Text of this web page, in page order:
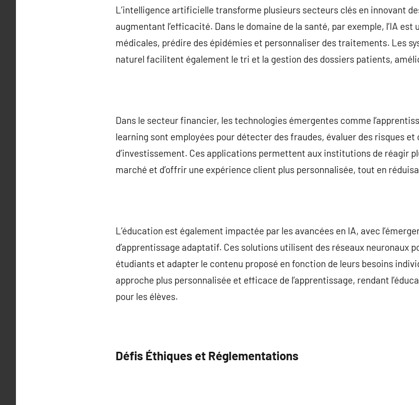
L’intelligence artificielle transforme plusieurs secteurs clés en innovant
augmentant l’efficacité. Dans le domaine de la santé, par exemple, l’IA
médicales, prédire des épidémies et personnaliser des traitements. Les
naturel facilitent également le tri et la gestion des dossiers patients,
Dans le secteur financier, les technologies émergentes comme
learning sont employées pour détecter des fraudes, évaluer des risques
d’investissement. Ces applications permettent aux institutions de réagir
marché et d’offrir une expérience client plus personnalisée, tout en
L’éducation est également impactée par les avancées en IA, avec
d’apprentissage adaptatif. Ces solutions utilisent des réseaux neuronaux
étudiants et adapter le contenu proposé en fonction de leurs besoins
approche plus personnalisée et efficace de l’apprentissage, rendant
pour les élèves.
Défis Éthiques et Réglementations